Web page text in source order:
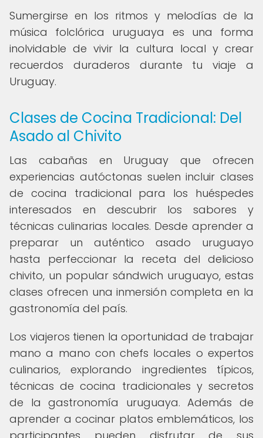
Sumergirse en los ritmos y melodías de la
música folclórica uruguaya es una forma
inolvidable de vivir la cultura local y crear
recuerdos duraderos durante tu viaje a
Uruguay.
Clases de Cocina Tradicional: Del
Asado al Chivito
Las cabañas en Uruguay que ofrecen
experiencias autóctonas suelen incluir clases
de cocina tradicional para los huéspedes
interesados en descubrir los sabores y
técnicas culinarias locales. Desde aprender a
preparar un auténtico asado uruguayo
hasta perfeccionar la receta del delicioso
chivito, un popular sándwich uruguayo, estas
clases ofrecen una inmersión completa en la
gastronomía del país.
Los viajeros tienen la oportunidad de trabajar
mano a mano con chefs locales o expertos
culinarios, explorando ingredientes típicos,
técnicas de cocina tradicionales y secretos
de la gastronomía uruguaya. Además de
aprender a cocinar platos emblemáticos, los